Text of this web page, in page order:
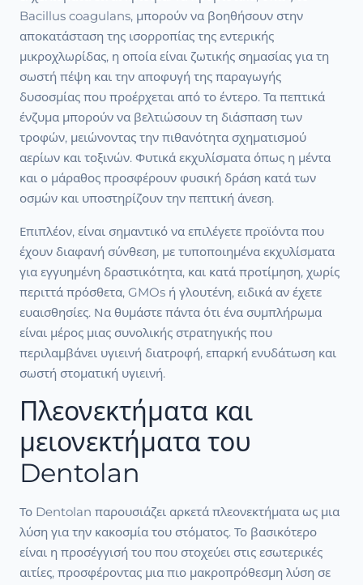
Bacillus coagulans, μπορούν να βοηθήσουν στην
αποκατάσταση της ισορροπίας της εντερικής
μικροχλωρίδας, η οποία είναι ζωτικής σημασίας για τη
σωστή πέψη και την αποφυγή της παραγωγής
δυσοσμίας που προέρχεται από το έντερο. Τα πεπτικά
ένζυμα μπορούν να βελτιώσουν τη διάσπαση των
τροφών, μειώνοντας την πιθανότητα σχηματισμού
αερίων και τοξινών. Φυτικά εκχυλίσματα όπως η μέντα
και ο μάραθος προσφέρουν φυσική δράση κατά των
οσμών και υποστηρίζουν την πεπτική άνεση.
Επιπλέον, είναι σημαντικό να επιλέγετε προϊόντα που
έχουν διαφανή σύνθεση, με τυποποιημένα εκχυλίσματα
για εγγυημένη δραστικότητα, και κατά προτίμηση, χωρίς
περιττά πρόσθετα, GMOs ή γλουτένη, ειδικά αν έχετε
ευαισθησίες. Να θυμάστε πάντα ότι ένα συμπλήρωμα
είναι μέρος μιας συνολικής στρατηγικής που
περιλαμβάνει υγιεινή διατροφή, επαρκή ενυδάτωση και
σωστή στοματική υγιεινή.
Πλεονεκτήματα και
μειονεκτήματα του
Dentolan
Το Dentolan παρουσιάζει αρκετά πλεονεκτήματα ως μια
λύση για την κακοσμία του στόματος. Το βασικότερο
είναι η προσέγγισή του που στοχεύει στις εσωτερικές
αιτίες, προσφέροντας μια πιο μακροπρόθεσμη λύση σε